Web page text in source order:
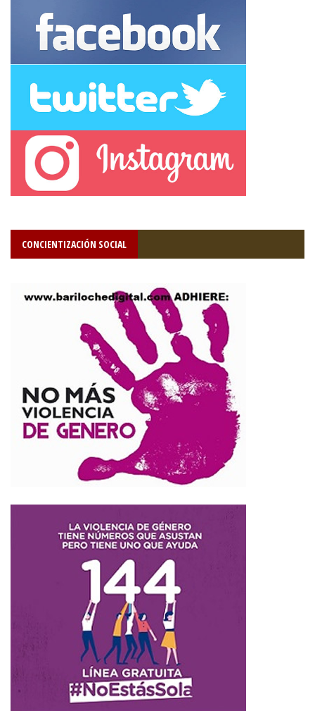
CONCIENTIZACIÓN SOCIAL